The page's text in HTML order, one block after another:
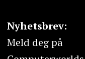
Nyhetsbrev:
Meld deg på